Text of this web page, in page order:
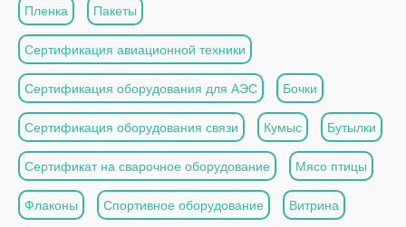
Пленка Пакеты
Сертификация авиационной техники
Сертификация оборудования для АЭС Бочки
Сертификация оборудования связи Кумыс Бутылки
Сертификат на сварочное оборудование Мясо птицы
Флаконы Спортивное оборудование Витрина